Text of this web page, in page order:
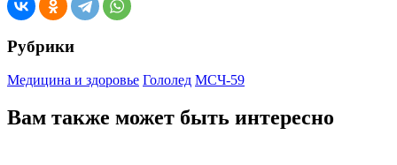
Рубрики
Медицина и здоровье Гололед МСЧ-59
Вам также может быть интересно